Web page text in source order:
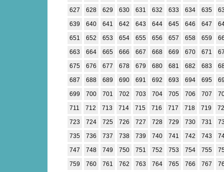
627
628 629 630 631 632 633 634 635
639
640 641 642 643 644 645 646 647
651
652 653 654 655 656 657 658 659
663
664 665 666 667 668 669 670 671
675
676 677 678 679 680 681 682 683
687
688 689 690 691 692 693 694 695
699
700 701 702 703 704 705 706 707
711
712 713 714 715 716 717 718 719
723
724 725 726 727 728 729 730 731
735
736 737 738 739 740 741 742 743
747
748 749 750 751 752 753 754 755
759
760 761 762 763 764 765 766 767